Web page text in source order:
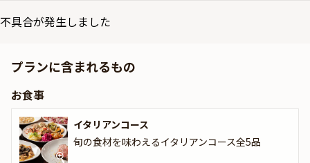
に、料理の美味しさを最大限に引き出す厳選ワインとのペアリング
落ち着いた照明に包まれた心地よい空間で、ゆったりとした時間を
付きのプレートもご用意しており、大切な人との思い出をさらに華
やかに彩ります。この温かみのある空間で、まるで家族のような心
のこもったおもてなしを受けながら、至福のひとときをお過ごしく
ださい。
不具合が発生しました
プランに含まれるもの
お食事
イタリアンコース
旬の食材を味わえるイタリアンコース全5品